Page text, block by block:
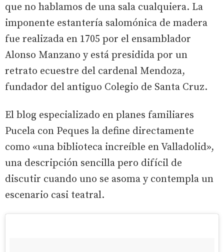
que no hablamos de una sala cualquiera. La
imponente estantería salomónica de madera
fue realizada en 1705 por el ensamblador
Alonso Manzano y está presidida por un
retrato ecuestre del cardenal Mendoza,
fundador del antiguo Colegio de Santa Cruz.
El blog especializado en planes familiares
Pucela con Peques la define directamente
como «una biblioteca increíble en Valladolid»,
una descripción sencilla pero difícil de
discutir cuando uno se asoma y contempla un
escenario casi teatral.